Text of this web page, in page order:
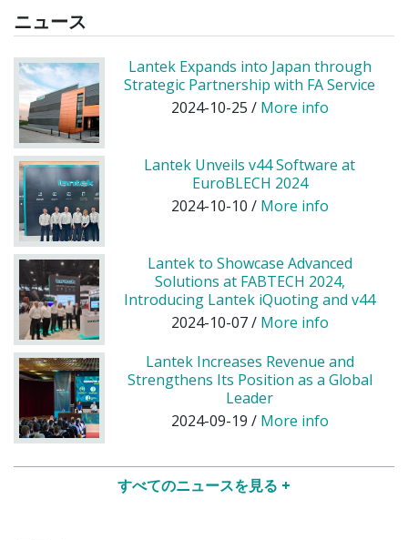
ニュース
Lantek Expands into Japan through
Strategic Partnership with FA Service
2024-10-25 / More info
Lantek Unveils v44 Software at
EuroBLECH 2024
2024-10-10 / More info
Lantek to Showcase Advanced
Solutions at FABTECH 2024,
Introducing Lantek iQuoting and v44
2024-10-07 / More info
Lantek Increases Revenue and
Strengthens Its Position as a Global
Leader
2024-09-19 / More info
すべてのニュースを見る +